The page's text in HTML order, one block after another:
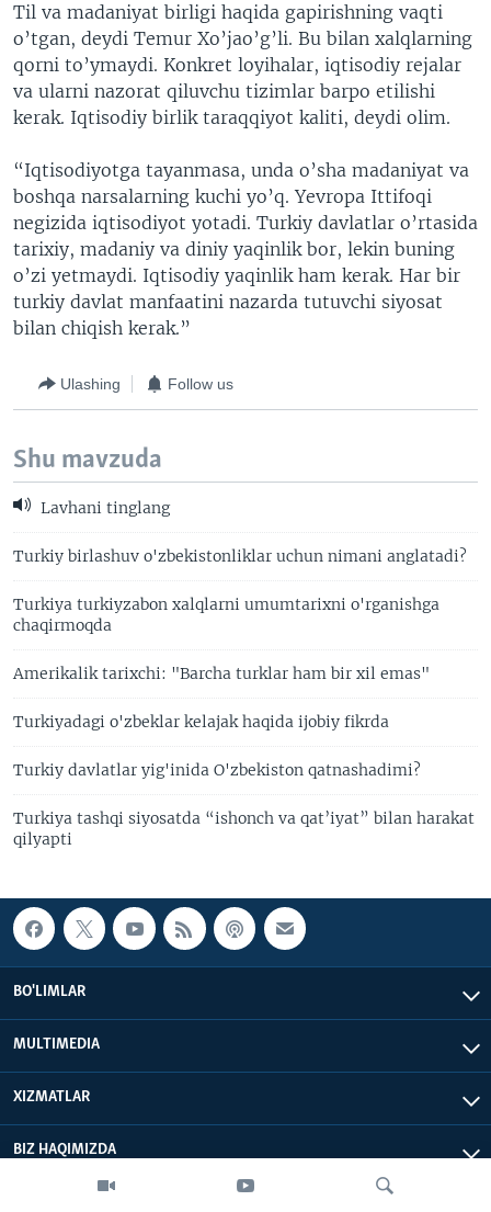
Til va madaniyat birligi haqida gapirishning vaqti
o’tgan, deydi Temur Xo’jao’g’li. Bu bilan xalqlarning
qorni to’ymaydi. Konkret loyihalar, iqtisodiy rejalar
va ularni nazorat qiluvchu tizimlar barpo etilishi
kerak. Iqtisodiy birlik taraqqiyot kaliti, deydi olim.
“Iqtisodiyotga tayanmasa, unda o’sha madaniyat va
boshqa narsalarning kuchi yo’q. Yevropa Ittifoqi
negizida iqtisodiyot yotadi. Turkiy davlatlar o’rtasida
tarixiy, madaniy va diniy yaqinlik bor, lekin buning
o’zi yetmaydi. Iqtisodiy yaqinlik ham kerak. Har bir
turkiy davlat manfaatini nazarda tutuvchi siyosat
bilan chiqish kerak.”
Ulashing Follow us
Shu mavzuda
Lavhani tinglang
Turkiy birlashuv o'zbekistonliklar uchun nimani anglatadi?
Turkiya turkiyzabon xalqlarni umumtarixni o'rganishga
chaqirmoqda
Amerikalik tarixchi: "Barcha turklar ham bir xil emas"
Turkiyadagi o'zbeklar kelajak haqida ijobiy fikrda
Turkiy davlatlar yig'inida O'zbekiston qatnashadimi?
Turkiya tashqi siyosatda “ishonch va qat’iyat” bilan harakat
qilyapti
BO'LIMLAR
MULTIMEDIA
XIZMATLAR
BIZ HAQIMIZDA